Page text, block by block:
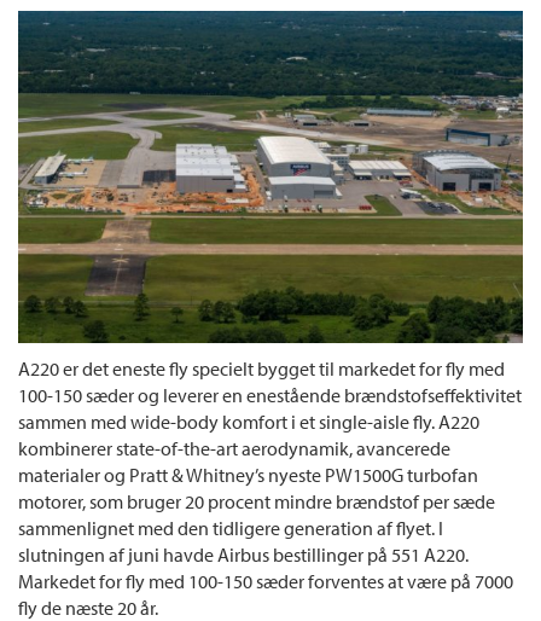
A220 er det eneste fly specielt bygget til markedet for fly med
100-150 sæder og leverer en enestående brændstofseffektivitet
sammen med wide-body komfort i et single-aisle fly. A220
kombinerer state-of-the-art aerodynamik, avancerede
materialer og Pratt & Whitney’s nyeste PW1500G turbofan
motorer, som bruger 20 procent mindre brændstof per sæde
sammenlignet med den tidligere generation af flyet. I
slutningen af juni havde Airbus bestillinger på 551 A220.
Markedet for fly med 100-150 sæder forventes at være på 7000
fly de næste 20 år.